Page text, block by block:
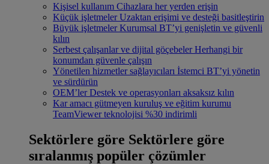
Kişisel kullanım Cihazlara her yerden erişin
Küçük işletmeler Uzaktan erişimi ve desteği basitleştirin
Büyük işletmeler Kurumsal BT’yi genişletin ve güvenli
kılın
Serbest çalışanlar ve dijital göçebeler Herhangi bir
konumdan güvenle çalışın
Yönetilen hizmetler sağlayıcıları İstemci BT’yi yönetin
ve sürdürün
OEM’ler Destek ve operasyonları aksaksız kılın
Kar amacı gütmeyen kuruluş ve eğitim kurumu
TeamViewer teknolojisi %30 indirimli
Sektörlere göre Sektörlere göre
sıralanmış popüler çözümler